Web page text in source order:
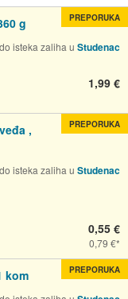
g
isteka zaliha u Studenac
1,99 €
PREPORUKA
,
isteka zaliha u Studenac
0,55 €
0,79 €
PREPORUKA
kom PREPORUKA